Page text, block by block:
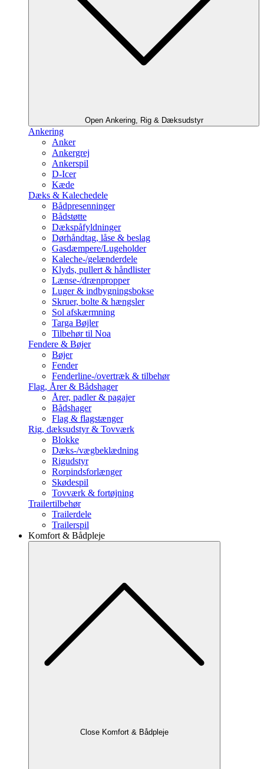
Open Ankering, Rig & Dæksudstyr
Ankering
Anker
Ankergrej
Ankerspil
D-Icer
Kæde
Dæks & Kalechedele
Bådpresenninger
Bådstøtte
Dækspåfyldninger
Dørhåndtag, låse & beslag
Gasdæmpere/Lugeholder
Kaleche-/gelænderdele
Klyds, pullert & håndlister
Lænse-/drænpropper
Luger & indbygningsbokse
Skruer, bolte & hængsler
Sol afskærmning
Targa Bøjler
Tilbehør til Noa
Fendere & Bøjer
Bøjer
Fender
Fenderline-/overtræk & tilbehør
Flag, Årer & Bådshager
Årer, padler & pagajer
Bådshager
Flag & flagstænger
Rig, dæksudstyr & Tovværk
Blokke
Dæks-/vægbeklædning
Rigudstyr
Rorpindsforlænger
Skødespil
Tovværk & fortøjning
Trailertilbehør
Trailerdele
Trailerspil
Komfort & Bådpleje
Close Komfort & Bådpleje